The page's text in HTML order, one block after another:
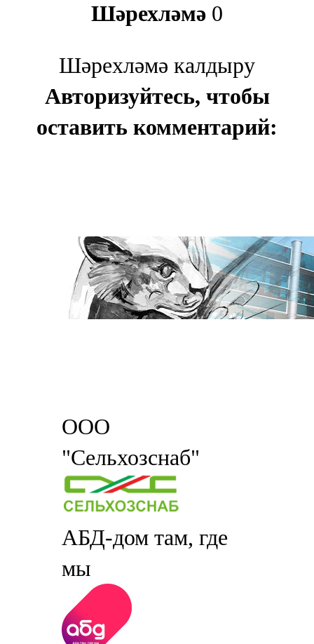
Шәрехләмә 0
Шәрехләмә калдыру
Авторизуйтесь, чтобы
оставить комментарий:
ООО
"Сельхозснаб"
АБД-дом там, где
мы